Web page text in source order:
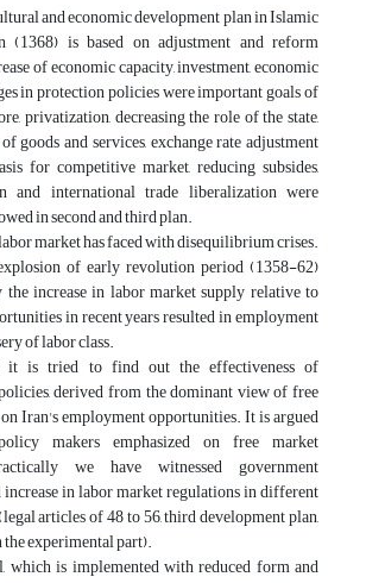
and economic development plan in Islamic
(1368) is based on adjustment and reform
of economic capacity, investment, economic
in protection policies were important goals of
privatization, decreasing the role of the state,
goods and services, exchange rate adjustment
for competitive market, reducing subsides,
and international trade liberalization were
in second and third plan.
market has faced with disequilibrium crises.
of early revolution period (1358-62)
the increase in labor market supply relative to
in recent years resulted in employment
of labor class.
it is tried to find out the effectiveness of
derived from the dominant view of free
Iran's employment opportunities. It is argued
makers emphasized on free market
we have witnessed government
in labor market regulations in different
articles of 48 to 56, third development plan,
the experimental part).
which is implemented with reduced form and